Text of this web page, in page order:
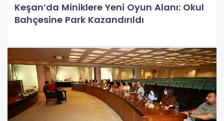
Keşan’da Miniklere Yeni Oyun Alanı: Okul
Bahçesine Park Kazandırıldı